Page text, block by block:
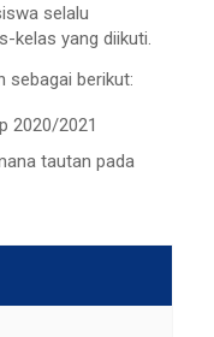
selalu
kelas yang diikuti.
sebagai berikut:
2020/2021
tautan pada